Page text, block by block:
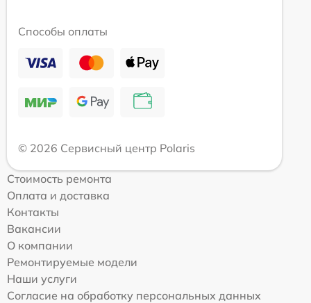
Способы оплаты
© 2026 Сервисный центр Polaris
Стоимость ремонта
Оплата и доставка
Контакты
Вакансии
О компании
Ремонтируемые модели
Наши услуги
Согласие на обработку персональных данных